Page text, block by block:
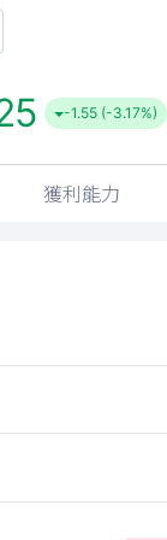
-1.55 (-3.17%)
獲利能力